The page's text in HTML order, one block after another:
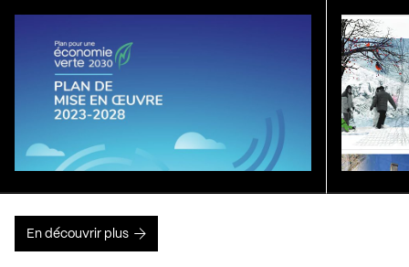
En découvrir plus